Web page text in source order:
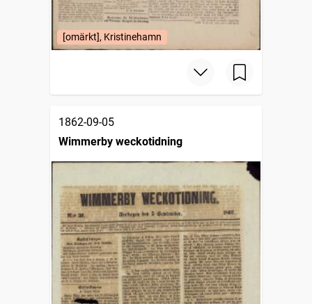
[omärkt], Kristinehamn
1862-09-05
Wimmerby weckotidning